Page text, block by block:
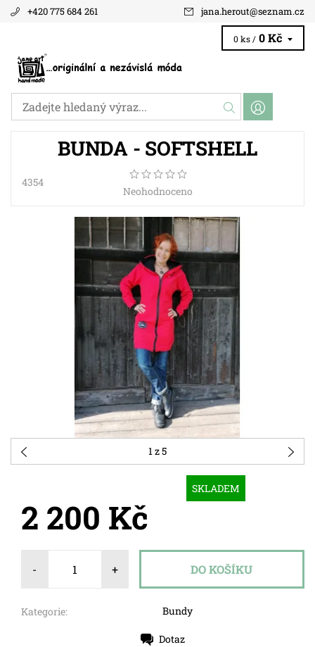
+420 775 684 261 jana.herout@seznam.cz
0 ks / 0 Kč
BUNDA - SOFTSHELL
4354
Neohodnoceno
1z 5
SKLADEM
2 200 Kč
- +
Kategorie: Bundy
Dotaz